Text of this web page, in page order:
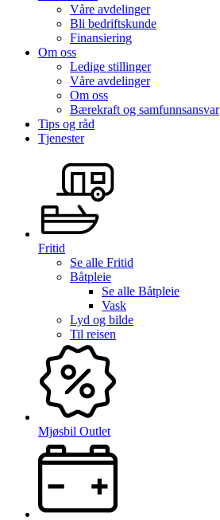
Våre avdelinger
Bli bedriftskunde
Finansiering
Om oss
Ledige stillinger
Våre avdelinger
Om oss
Bærekraft og samfunnsansvar
Tips og råd
Tjenester
Fritid
Se alle Fritid
Båtpleie
Se alle Båtpleie
Vask
Lyd og bilde
Til reisen
Mjøsbil Outlet